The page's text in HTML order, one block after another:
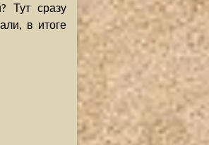
Тут сразу
в итоге